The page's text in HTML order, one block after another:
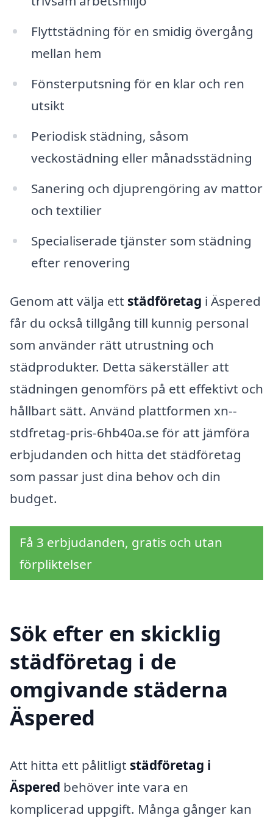
Flyttstädning för en smidig övergång
mellan hem
Fönsterputsning för en klar och ren
utsikt
Periodisk städning, såsom
veckostädning eller månadsstädning
Sanering och djuprengöring av mattor
och textilier
Specialiserade tjänster som städning
efter renovering
Genom att välja ett städföretag i Äspered
får du också tillgång till kunnig personal
som använder rätt utrustning och
städprodukter. Detta säkerställer att
städningen genomförs på ett effektivt och
hållbart sätt. Använd plattformen xn--
stdfretag-pris-6hb40a.se för att jämföra
erbjudanden och hitta det städföretag
som passar just dina behov och din
budget.
Få 3 erbjudanden, gratis och utan
förpliktelser
Sök efter en skicklig
städföretag i de
omgivande städerna
Äspered
Att hitta ett pålitligt städföretag i
Äspered behöver inte vara en
komplicerad uppgift. Många gånger kan